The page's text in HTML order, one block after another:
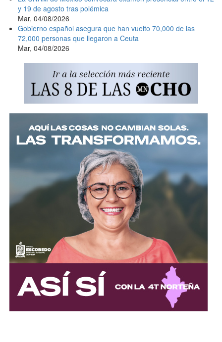
y 19 de agosto tras polémica
Mar, 04/08/2026
Gobierno español asegura que han vuelto 70,000 de las
72,000 personas que llegaron a Ceuta
Mar, 04/08/2026